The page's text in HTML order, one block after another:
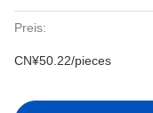
Preis:
CN¥50.22/pieces